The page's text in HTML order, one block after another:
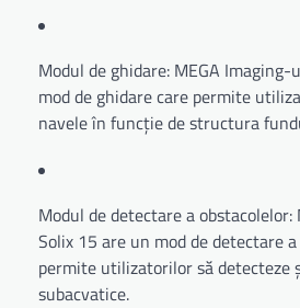
Modul de ghidare: MEGA
mod de ghidare care permite
navele în funcție de structura
Modul de detectare a
Solix 15 are un mod de detectare
permite utilizatorilor să detecteze
subacvatice.